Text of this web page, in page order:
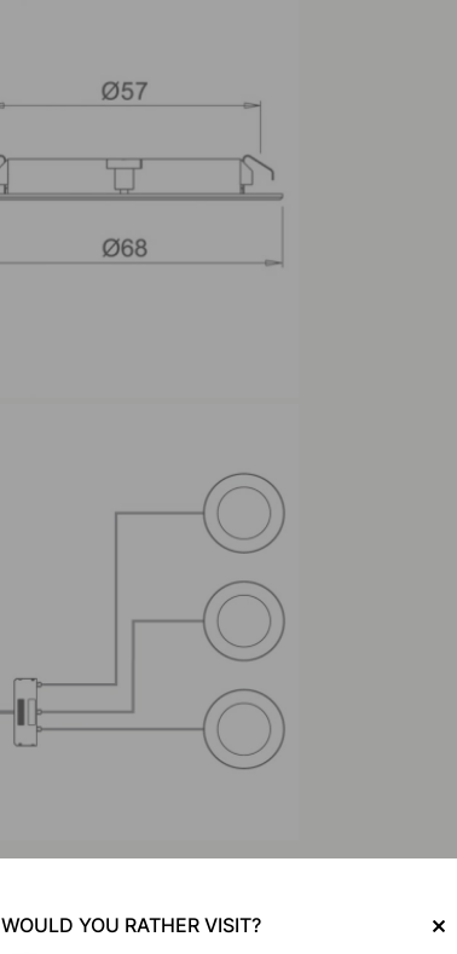
WOULD YOU RATHER VISIT?